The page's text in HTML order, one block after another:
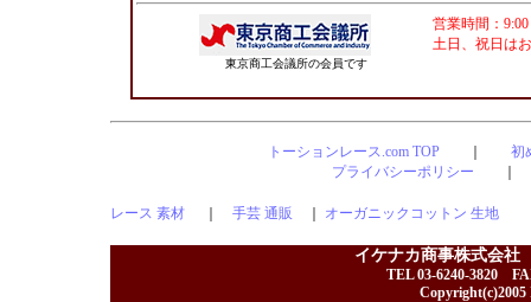
東京商工会議所の会員です
営業時間：
土日、祝日は
トーションレース.com TOP
初
プライバシーポリシー
レース 素材 手芸 通販 オーガニックコットン 生地
イケナカ商事株式会社
TEL 03-6240-3820
Copyright(c)2005